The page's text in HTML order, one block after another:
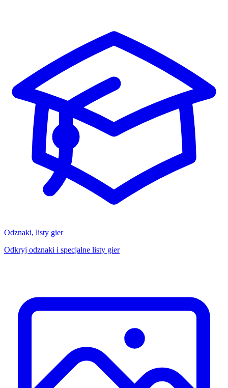
Odznaki, listy gier
Odkryj odznaki i specjalne listy gier